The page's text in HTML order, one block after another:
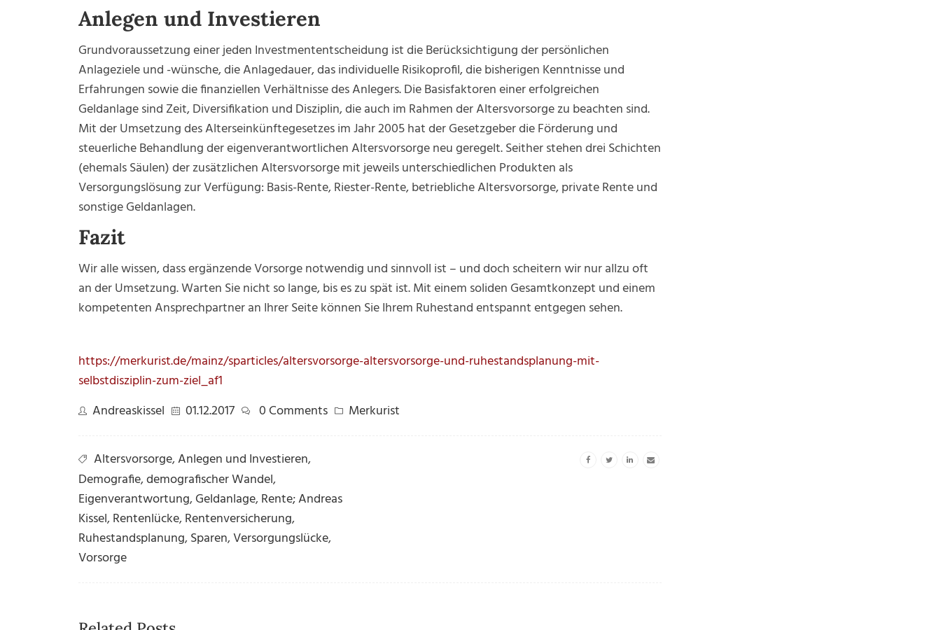
Anlegen und Investieren
Grundvoraussetzung einer jeden Investmententscheidung ist die Berücksichtigung der persönlichen
Anlageziele und -wünsche, die Anlagedauer, das individuelle Risikoprofil, die bisherigen Kenntnisse und
Erfahrungen sowie die finanziellen Verhältnisse des Anlegers. Die Basisfaktoren einer erfolgreichen
Geldanlage sind Zeit, Diversifikation und Disziplin, die auch im Rahmen der Altersvorsorge zu beachten sind.
Mit der Umsetzung des Alterseinkünftegesetzes im Jahr 2005 hat der Gesetzgeber die Förderung und
steuerliche Behandlung der eigenverantwortlichen Altersvorsorge neu geregelt. Seither stehen drei Schichten
(ehemals Säulen) der zusätzlichen Altersvorsorge mit jeweils unterschiedlichen Produkten als
Versorgungslösung zur Verfügung: Basis-Rente, Riester-Rente, betriebliche Altersvorsorge, private Rente und
sonstige Geldanlagen.
Fazit
Wir alle wissen, dass ergänzende Vorsorge notwendig und sinnvoll ist – und doch scheitern wir nur allzu oft
an der Umsetzung. Warten Sie nicht so lange, bis es zu spät ist. Mit einem soliden Gesamtkonzept und einem
kompetenten Ansprechpartner an Ihrer Seite können Sie Ihrem Ruhestand entspannt entgegen sehen.
https://merkurist.de/mainz/sparticles/altersvorsorge-altersvorsorge-und-ruhestandsplanung-mit-
selbstdisziplin-zum-ziel_af1
Andreaskissel
01.12.2017 Merkurist
0 Comments
Altersvorsorge,Anlegen und Investieren,
Demografie,demografischer Wandel,
Eigenverantwortung,Geldanlage,Rente; Andreas
Kissel,Rentenlücke,Rentenversicherung,
Ruhestandsplanung,Sparen,Versorgungslücke,
Vorsorge